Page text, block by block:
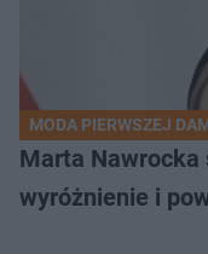
MODA PIERWSZEJ
Marta Nawrocka
wyróżnienie i